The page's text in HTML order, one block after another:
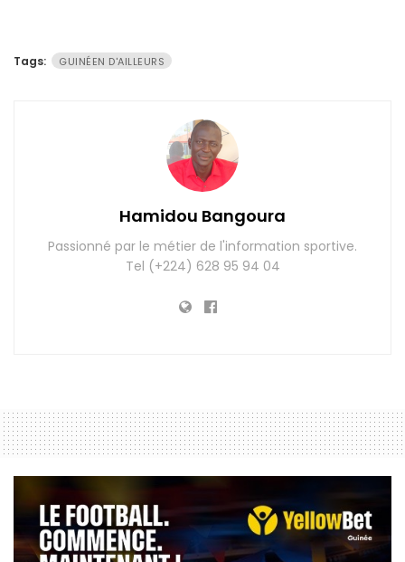
Tags: GUINÉEN D'AILLEURS
Hamidou Bangoura
Passionné par le métier de l'information sportive.
Tel (+224) 628 95 94 04